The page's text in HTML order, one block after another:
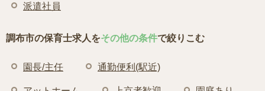
派遣社員
調布市の保育士求人をその他の条件で絞りこむ
園長/主任 通勤便利(駅近)